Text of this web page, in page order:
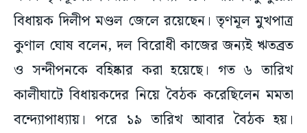
বিধায়ক দিলীপ মণ্ডল জেলে রয়েছেন। তৃণমূল মুখপাত্র
কুণাল ঘোষ বলেন, দল বিরোধী কাজের জন্যই ঋতব্রত
ও সন্দীপনকে বহিষ্কার করা হয়েছে। গত ৬ তারিখ
কালীঘাটে বিধায়কদের নিয়ে বৈঠক করেছিলেন মমতা
বন্দ্যোপাধ্যায়। পরে ১৯ তারিখ আবার বৈঠক হয়।